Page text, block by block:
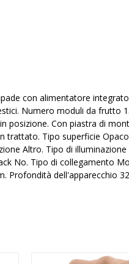
con alimentatore
Numero moduli da frutto
Con piastra di
Tipo superficie
Altro. Tipo di
No. Tipo di collegamento
Profondità dell'apparecchio